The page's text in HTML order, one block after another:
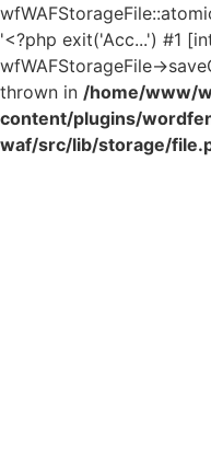
'<?php exit('Acc...') #1
wfWAFStorageFile-
thrown in /home/www/
content/plugins/
waf/src/lib/storage/